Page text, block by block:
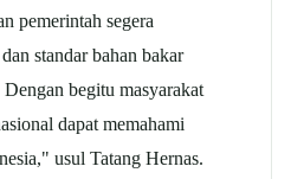
pemerintah segera
standar bahan bakar
begitu masyarakat
dapat memahami
usul Tatang Hernas.